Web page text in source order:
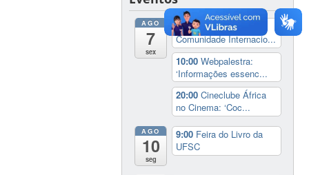
AGO
7
sex
8:00Recepção à
Comunidade Internacio...
10:00Webpalestra:
‘Informações essenc...
20:00Cineclube África
no Cinema: ‘Coc...
AGO
10
seg
9:00 Feira do Livro da
UFSC